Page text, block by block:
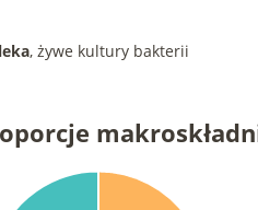
, żywe kultury bakterii